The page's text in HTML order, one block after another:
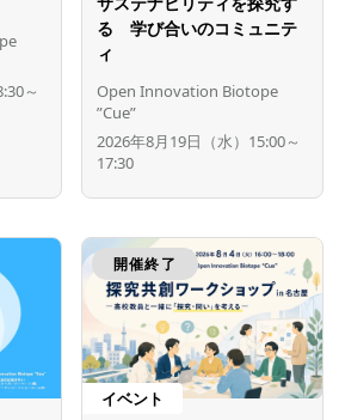
～
る 学び合いのコミュニテ
ィ
Open Innovation Biotope
”Cue”
2026年8月19日（水）15:00～
17:30
開催終了
イベント